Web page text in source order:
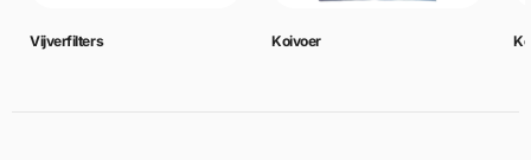
Vijverfilters Koivoer